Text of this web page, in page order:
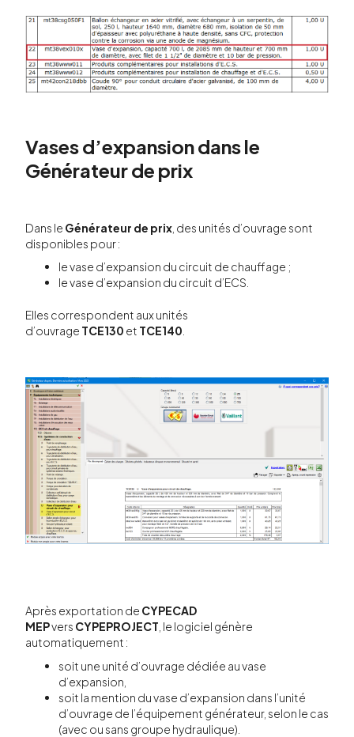
Vases d’expansion dans le
Générateur de prix
Dans le Générateur de prix , des unités d’ouvrage sont
disponibles pour :
le vase d’expansion du circuit de chauffage ;
le vase d’expansion du circuit d’ECS.
Elles correspondent aux unités
d’ouvrage TCE130 et TCE140
Après exportation de CYPECAD
MEPvers CYPEPROJECT , le logiciel génère
automatiquement :
soit une unité d’ouvrage dédiée au vase
d’expansion,
soit la mention du vase d’expansion dans l’unité
d’ouvrage de l’équipement générateur, selon le cas
(avec ou sans groupe hydraulique).